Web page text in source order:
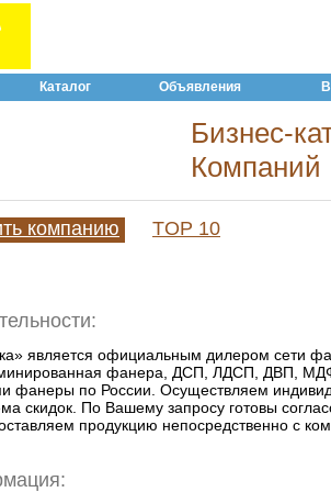
Каталог Объявления
Бизнес-
Компаний
компанию TOP 10
является официальным дилером сети
фанера, ДСП, ЛДСП, ДВП,
фанеры по России. Осуществляем
скидок. По Вашему запросу готовы
продукцию непосредственно с